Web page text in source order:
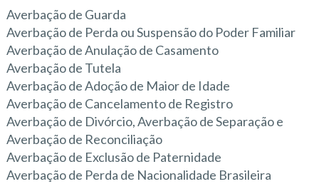
Averbação de Guarda
Averbação de Perda ou Suspensão do Poder Familiar
Averbação de Anulação de Casamento
Averbação de Tutela
Averbação de Adoção de Maior de Idade
Averbação de Cancelamento de Registro
Averbação de Divórcio, Averbação de Separação e
Averbação de Reconciliação
Averbação de Exclusão de Paternidade
Averbação de Perda de Nacionalidade Brasileira